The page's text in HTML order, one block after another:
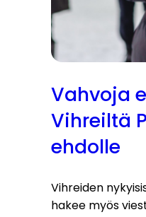
Vahvoja
Vihreiltä
ehdolle
Vihreiden
hakee myös